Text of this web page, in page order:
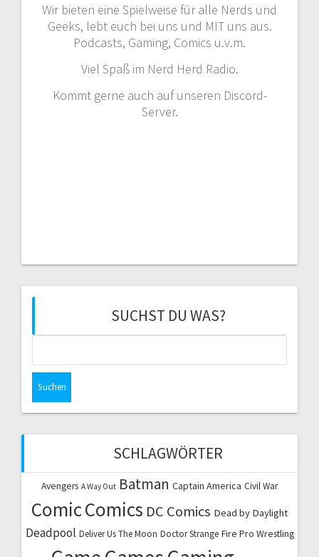
Wir bieten eine Spielweise für alle Nerds und
Geeks, lebt euch bei uns und MIT uns aus.
Podcasts, Gaming, Comics u.v.m.
Viel Spaß im Nerd Herd Radio.
Kommt gerne auch auf unseren Discord-
Server.
SUCHST DU WAS?
SCHLAGWÖRTER
Avengers A Way Out Batman Captain America Civil War
ComicComics DC Comics Dead by Daylight
Deadpool Deliver Us The Moon Doctor Strange Fire Pro Wrestling